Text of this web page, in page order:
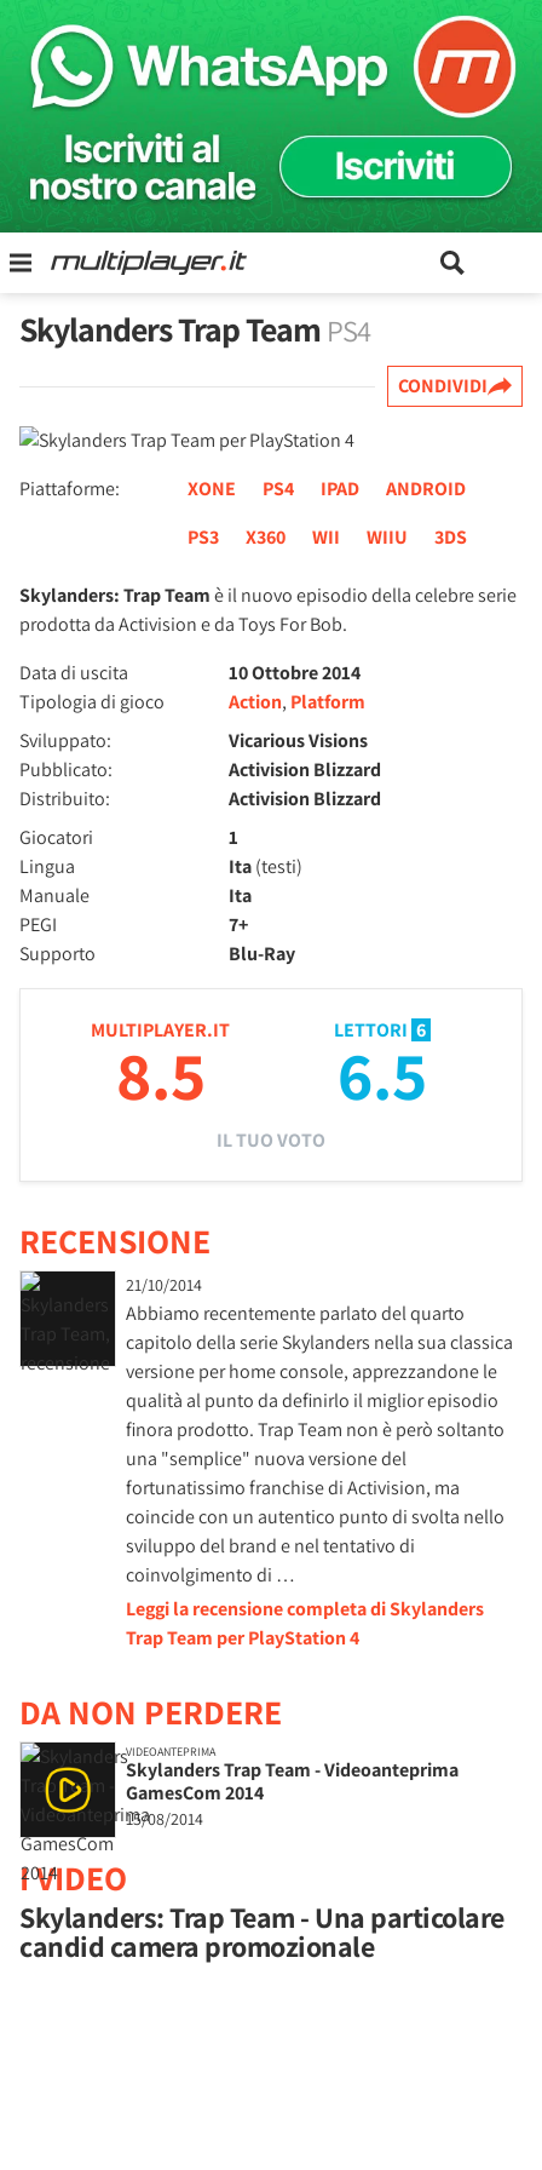
Skylanders Trap Team PS4
CONDIVIDI
Piattaforme: XONE PS4 IPAD
ANDROID
PS3
X360 WII WIIU 3DS
Skylanders: Trap Teamè il nuovo episodio della celebre serie
prodotta da Activision e da Toys For Bob.
Data di uscita
10 Ottobre 2014
Tipologia di gioco
Action, Platform
Sviluppato:
Vicarious Visions
Pubblicato:
Activision Blizzard
Distribuito:
Activision Blizzard
Giocatori
1
Lingua
Ita(testi)
Manuale
Ita
PEGI
7+
Supporto
Blu-Ray
MULTIPLAYER.IT
8.5
LETTORI 6
6.5
IL TUO VOTO
RECENSIONE
21/10/2014
Abbiamo recentemente parlato del quarto
capitolo della serie Skylanders nella sua classica
versione per home console, apprezzandone le
qualità al punto da definirlo il miglior episodio
finora prodotto. Trap Team non è però soltanto
una "semplice" nuova versione del
fortunatissimo franchise di Activision, ma
coincide con un autentico punto di svolta nello
sviluppo del brand e nel tentativo di
coinvolgimento di …
Leggi la recensione completa di Skylanders
Trap Team per PlayStation 4
DA NON PERDERE
VIDEOANTEPRIMA
Skylanders Trap Team - Videoanteprima
GamesCom 2014
15/08/2014
I VIDEO
Skylanders: Trap Team - Una particolare
candid camera promozionale